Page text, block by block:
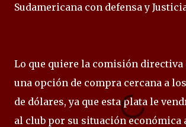
Sudamericana con defensa y
Lo que quiere la comisión directiva
una opción de compra cercana a
de dólares, ya que esta plata le
al club por su situación económica